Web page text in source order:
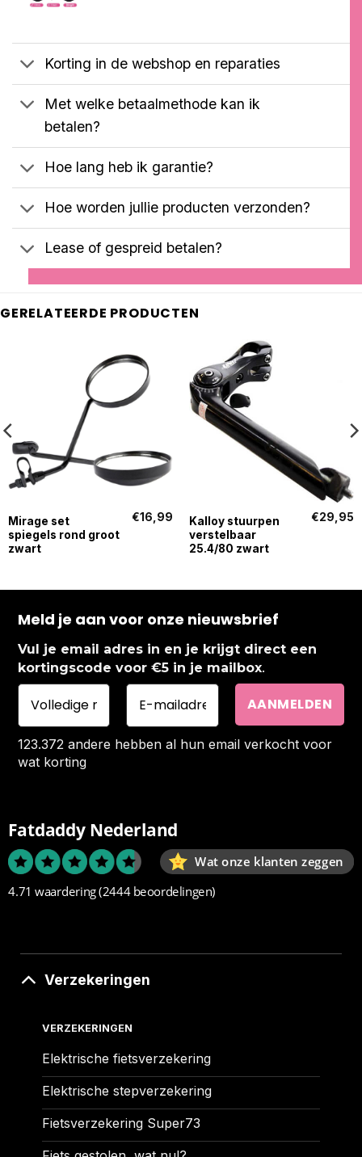
klantbeoordelingen
Korting in de webshop en reparaties
Met welke betaalmethode kan ik
betalen?
Hoe lang heb ik garantie?
Hoe worden jullie producten verzonden?
Lease of gespreid betalen?
GERELATEERDE PRODUCTEN
Mirage set
spiegels rond groot
zwart
€16,99
Kalloy stuurpen
verstelbaar
25.4/80 zwart
€29,95
Meld je aan voor onze nieuwsbrief
Vul je email adres in en je krijgt direct een
kortingscode voor €5 in je mailbox.
123.372 andere hebben al hun email verkocht voor
wat korting
Fatdaddy Nederland
Wat onze klanten zeggen
4.71 waardering(2444 beoordelingen)
Verzekeringen
VERZEKERINGEN
Elektrische fietsverzekering
Elektrische stepverzekering
Fietsverzekering Super73